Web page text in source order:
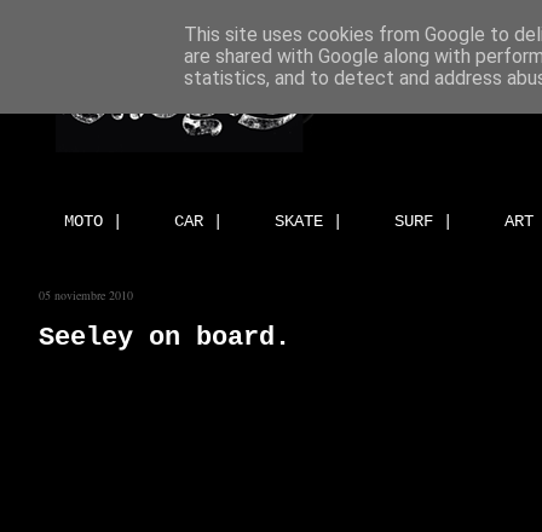
MOTO | CAR | SKATE | SURF |
05 noviembre 2010
Seeley on board.
This site uses cookies from Google to
are shared with Google along with
statistics, and to detect and address